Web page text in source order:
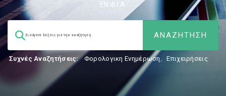
ΕΝ.Φ.Ι.Α.
Συχνές Αναζητήσεις: Φορολογικη Ενημέρωση, Επιχειρήσεις